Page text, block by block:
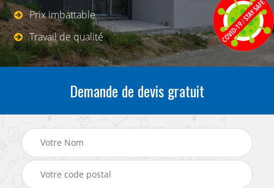
Prix imbattable
Travail de qualité
Demande de devis gratuit